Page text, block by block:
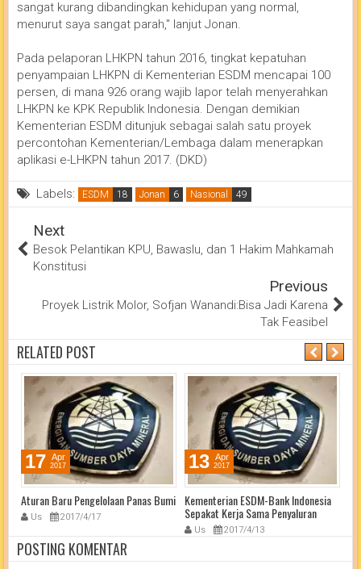
sangat kurang dibandingkan kehidupan yang normal,
menurut saya sangat parah," lanjut Jonan.
Pada pelaporan LHKPN tahun 2016, tingkat kepatuhan
penyampaian LHKPN di Kementerian ESDM mencapai 100
persen, di mana 926 orang wajib lapor telah menyerahkan
LHKPN ke KPK Republik Indonesia. Dengan demikian
Kementerian ESDM ditunjuk sebagai salah satu proyek
percontohan Kementerian/Lembaga dalam menerapkan
aplikasi e-LHKPN tahun 2017. (DKD)
Labels: ESDM Jonan Nasional
Next
Besok Pelantikan KPU, Bawaslu, dan 1 Hakim Mahkamah
Konstitusi
Previous
Proyek Listrik Molor, Sofjan Wanandi:Bisa Jadi Karena
Tak Feasibel
RELATED POST
17 Apr
2017
Aturan Baru Pengelolaan Panas Bumi
Us 2017/4/17
13 Apr
2017
Kementerian ESDM-Bank Indonesia
Sepakat Kerja Sama Penyaluran
Subsidi Energi Secara Non-Tunai
Us 2017/4/13
POSTING KOMENTAR